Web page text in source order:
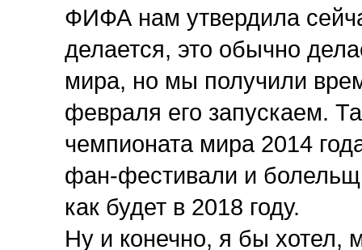
ФИФА нам утвердила
делается, это обычно
мира, но мы получили
февраля его запускаем.
чемпионата мира 2014
фан-фестивали и
как будет в 2018 году.
Ну и конечно, я бы хотел,